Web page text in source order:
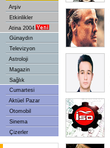
Arşiv
Etkinlikler
Atina 2004
Günaydın
Televizyon
Astroloji
Magazin
Sağlık
Cumartesi
Aktüel Pazar
Otomobil
Sinema
Çizerler